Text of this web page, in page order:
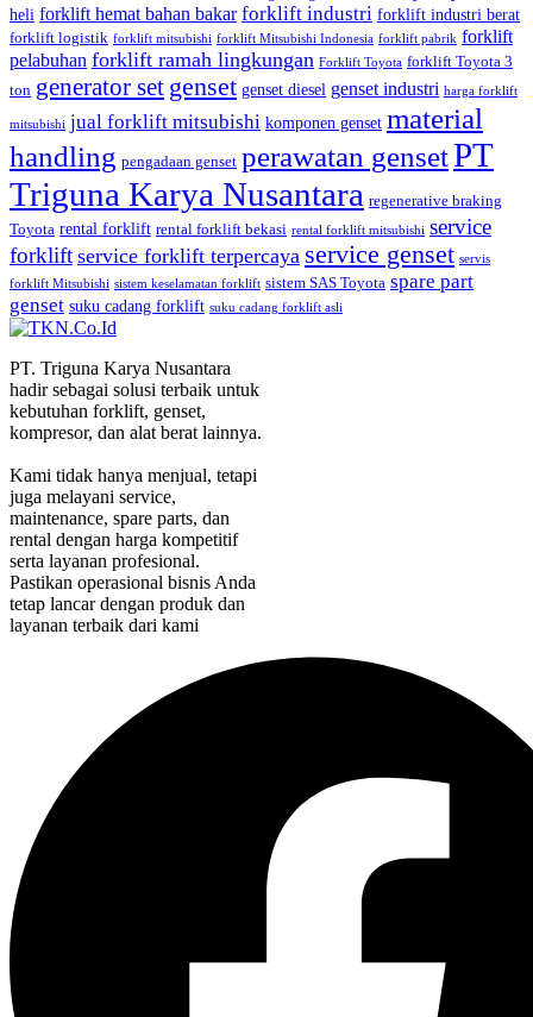
heli forklift hemat bahan bakar forklift industri forklift industri berat
forklift logistik forklift mitsubishi forklift Mitsubishi Indonesia forklift pabrik forklift
pelabuhan forklift ramah lingkungan Forklift Toyota forklift Toyota 3
ton generator set genset genset diesel genset industri harga forklift
mitsubishi jual forklift mitsubishi komponen genset material
handling pengadaan genset perawatan gensetPT
Triguna Karya Nusantara regenerative braking
Toyota rental forklift rental forklift bekasi rental forklift mitsubishi service
forklift service forklift terpercaya service genset servis
forklift Mitsubishi sistem keselamatan forklift sistem SAS Toyota spare part
genset suku cadang forklift suku cadang forklift asli
PT. Triguna Karya Nusantara
hadir sebagai solusi terbaik untuk
kebutuhan forklift, genset,
kompresor, dan alat berat lainnya.
Kami tidak hanya menjual, tetapi
juga melayani service,
maintenance, spare parts, dan
rental dengan harga kompetitif
serta layanan profesional.
Pastikan operasional bisnis Anda
tetap lancar dengan produk dan
layanan terbaik dari kami